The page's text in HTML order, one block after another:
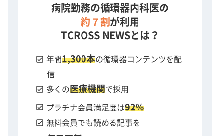
病院勤務の循環器内科医の
約７割 が利用
TCROSS NEWSとは？
check_box 年間1,300本の循環器コンテンツを配
信
check_box 多くの医療機関で採用
check_box プラチナ会員満足度は92%
check_box 無料会員でも読める記事を